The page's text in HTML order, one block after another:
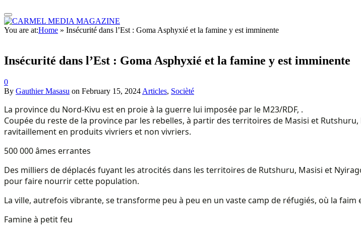
You are at:Home » Insécurité dans l’Est : Goma Asphyxié et la famine y est imminente
Insécurité dans l’Est : Goma Asphyxié et la famine y est imminente
0
By Gauthier Masasu on February 15, 2024 Articles, Socièté
La province du Nord-Kivu est en proie à la guerre lui imposée par le M23/RDF, .
Coupée du reste de la province par les rebelles, à partir des territoires de Masisi et
ravitaillement en produits vivriers et non vivriers.
500 000 âmes errantes
Des milliers de déplacés fuyant les atrocités dans les territoires de Rutshuru, Masisi et
pour faire nourrir cette population.
La ville, autrefois vibrante, se transforme peu à peu en un vaste camp de réfugiés, où la faim
Famine à petit feu